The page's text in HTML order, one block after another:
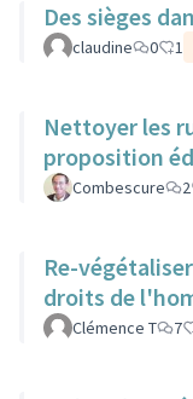
Des sièges
claudine 0 1
Nettoyer les
proposition
Combescure 2
Re-
droits de
Clémence T 7